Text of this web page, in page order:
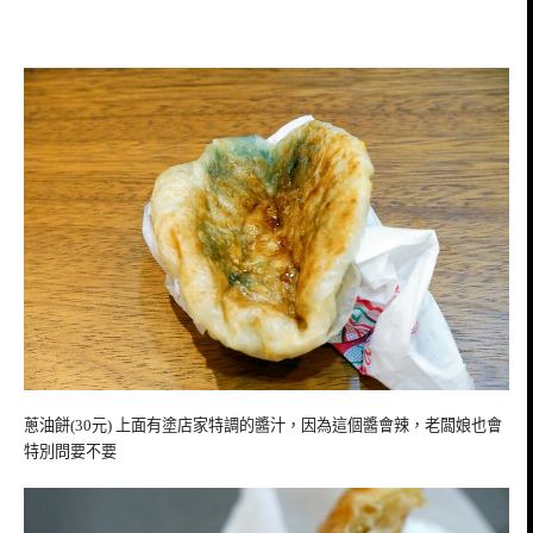
蔥油餅(30元) 上面有塗店家特調的醬汁，因為這個醬會辣，老闆娘也會
特別問要不要